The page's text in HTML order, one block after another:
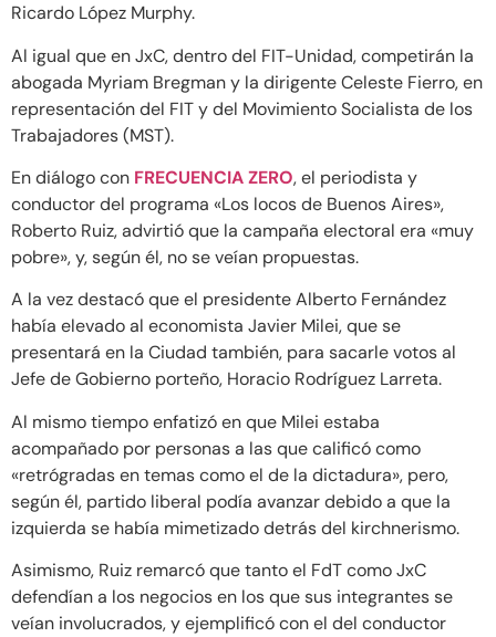
Ricardo López Murphy.
Al igual que en JxC, dentro del FIT-Unidad, competirán la
abogada Myriam Bregman y la dirigente Celeste Fierro, en
representación del FIT y del Movimiento Socialista de los
Trabajadores (MST).
En diálogo con FRECUENCIA ZERO, el periodista y
conductor del programa «Los locos de Buenos Aires»,
Roberto Ruiz, advirtió que la campaña electoral era «muy
pobre», y, según él, no se veían propuestas.
A la vez destacó que el presidente Alberto Fernández
había elevado al economista Javier Milei, que se
presentará en la Ciudad también, para sacarle votos al
Jefe de Gobierno porteño, Horacio Rodríguez Larreta.
Al mismo tiempo enfatizó en que Milei estaba
acompañado por personas a las que calificó como
«retrógradas en temas como el de la dictadura», pero,
según él, partido liberal podía avanzar debido a que la
izquierda se había mimetizado detrás del kirchnerismo.
Asimismo, Ruiz remarcó que tanto el FdT como JxC
defendían a los negocios en los que sus integrantes se
veían involucrados, y ejemplificó con el del conductor